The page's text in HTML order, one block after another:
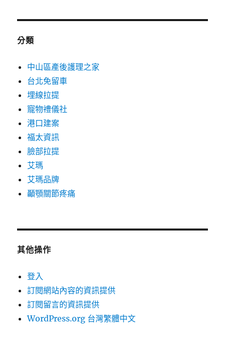
分類
中山區產後護理之家
台北免留車
埋線拉提
寵物禮儀社
港口建案
福太資訊
臉部拉提
艾瑪
艾瑪品牌
顳顎關節疼痛
其他操作
登入
訂閱網站內容的資訊提供
訂閱留言的資訊提供
WordPress.org 台灣繁體中文